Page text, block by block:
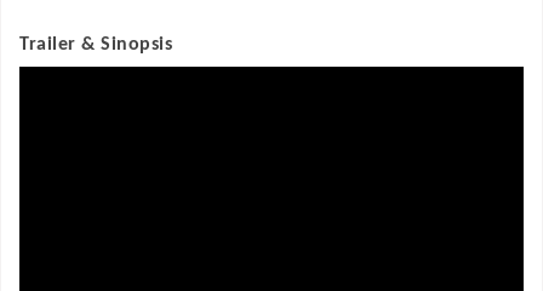
Trailer & Sinopsis